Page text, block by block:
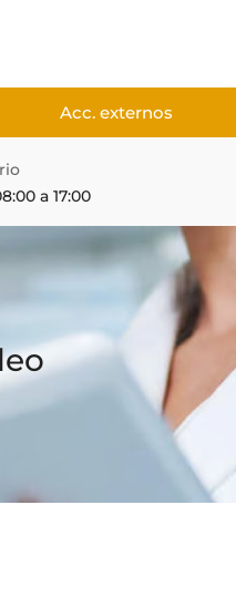
Acc. externos
a 17:00